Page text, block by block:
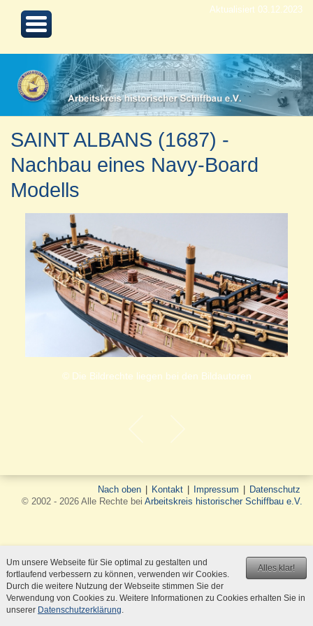
Aktualisiert 03.12.2023
SAINT ALBANS (1687) -
Nachbau eines Navy-Board
Modells
© Die Bildrechte liegen bei den Bildautoren
Nach oben Kontakt Impressum
Datenschutz
© 2002 - 2026 Alle Rechte bei Arbeitskreis historischer Schiffbau e.V.
Alles klar!
Um unsere Webseite für Sie optimal zu gestalten und
fortlaufend verbessern zu können, verwenden wir Cookies.
Durch die weitere Nutzung der Webseite stimmen Sie der
Verwendung von Cookies zu. Weitere Informationen zu Cookies erhalten Sie in
unserer Datenschutzerklärung